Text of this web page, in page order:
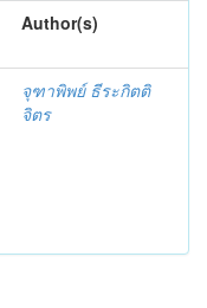
Author(s)
จุฑาพิพย์ ธีระกิตติ
จิตร